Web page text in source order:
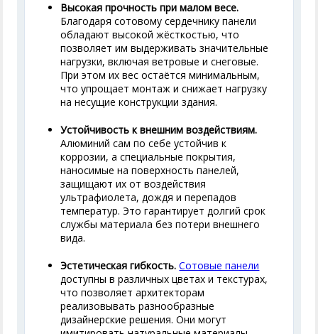
Высокая прочность при малом весе.
Благодаря сотовому сердечнику панели
обладают высокой жёсткостью, что
позволяет им выдерживать значительные
нагрузки, включая ветровые и снеговые.
При этом их вес остаётся минимальным,
что упрощает монтаж и снижает нагрузку
на несущие конструкции здания.
Устойчивость к внешним воздействиям.
Алюминий сам по себе устойчив к
коррозии, а специальные покрытия,
наносимые на поверхность панелей,
защищают их от воздействия
ультрафиолета, дождя и перепадов
температур. Это гарантирует долгий срок
службы материала без потери внешнего
вида.
Эстетическая гибкость. Cотовые панели
доступны в различных цветах и текстурах,
что позволяет архитекторам
реализовывать разнообразные
дизайнерские решения. Они могут